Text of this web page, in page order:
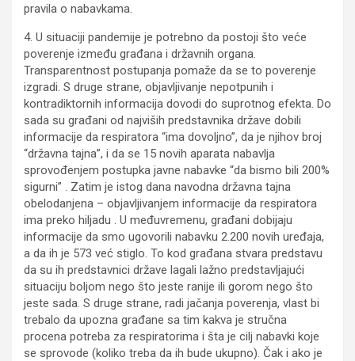
pravila o nabavkama.
4. U situaciji pandemije je potrebno da postoji što veće
poverenje između građana i državnih organa.
Transparentnost postupanja pomaže da se to poverenje
izgradi. S druge strane, objavljivanje nepotpunih i
kontradiktornih informacija dovodi do suprotnog efekta. Do
sada su građani od najviših predstavnika države dobili
informacije da respiratora “ima dovoljno”, da je njihov broj
“državna tajna”, i da se 15 novih aparata nabavlja
sprovođenjem postupka javne nabavke “da bismo bili 200%
sigurni” . Zatim je istog dana navodna državna tajna
obelodanjena – objavljivanjem informacije da respiratora
ima preko hiljadu . U međuvremenu, građani dobijaju
informacije da smo ugovorili nabavku 2.200 novih uređaja,
a da ih je 573 već stiglo. To kod građana stvara predstavu
da su ih predstavnici države lagali lažno predstavljajući
situaciju boljom nego što jeste ranije ili gorom nego što
jeste sada. S druge strane, radi jačanja poverenja, vlast bi
trebalo da upozna građane sa tim kakva je stručna
procena potreba za respiratorima i šta je cilj nabavki koje
se sprovode (koliko treba da ih bude ukupno). Čak i ako je